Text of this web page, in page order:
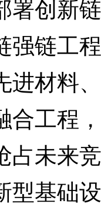
署创新
强链工
进材料
合工程
占未来
型基础